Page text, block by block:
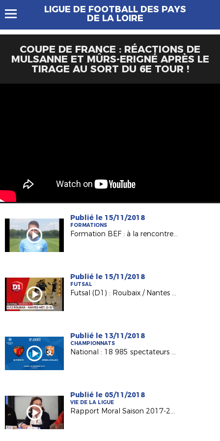
LIGUE DE FOOTBALL DES PAYS
DE LA LOIRE
COUPE DE FRANCE : RÉACTIONS DE
MULSANNE ET MÛRS-ERIGNÉ APRÈS LE
TIRAGE AU SORT DU 6E TOUR !
Publié le 15/11/2018
FORMATIONS
Formation BEF : à la rencontre de Kévin BOUGON (Noyen/Sarthe)
Publié le 15/11/2018
FUTSAL
Futsal (D1) : Roubaix / Nantes Métropole, le résumé (1-5)
Publié le 13/11/2018
CHAMPIONNATS
National : 18 985 spectateurs au MMArena
Publié le 05/11/2018
VIE DE LA LIGUE
Rapport Moral Saison 2017-2018